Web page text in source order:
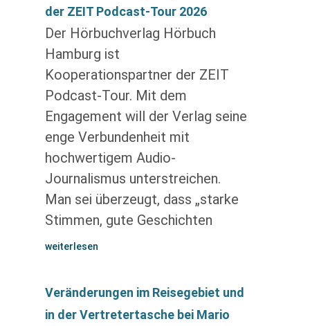
der ZEIT Podcast-Tour 2026
Der Hörbuchverlag Hörbuch
Hamburg ist
Kooperationspartner der ZEIT
Podcast-Tour. Mit dem
Engagement will der Verlag seine
enge Verbundenheit mit
hochwertigem Audio-
Journalismus unterstreichen.
Man sei überzeugt, dass „starke
Stimmen, gute Geschichten
weiterlesen
Veränderungen im Reisegebiet und
in der Vertretertasche bei Mario